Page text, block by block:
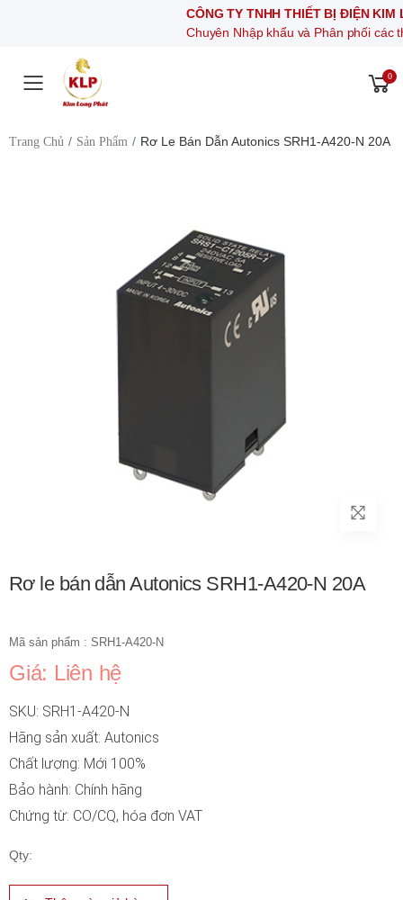
CÔNG TY TNHH THIẾT BỊ ĐIỆN KIM LONG
Chuyên Nhập khẩu và Phân phối các thiết bị
Toggle mobile menu
0
Trang Chủ Sản Phẩm Rơ Le Bán Dẫn Autonics SRH1-A420-N 20A
Rơ le bán dẫn Autonics SRH1-A420-N 20A
Mã sản phẩm : SRH1-A420-N
Giá: Liên hệ
SKU: SRH1-A420-N
Hãng sản xuất: Autonics
Chất lượng: Mới 100%
Bảo hành: Chính hãng
Chứng từ: CO/CQ, hóa đơn VAT
Qty: